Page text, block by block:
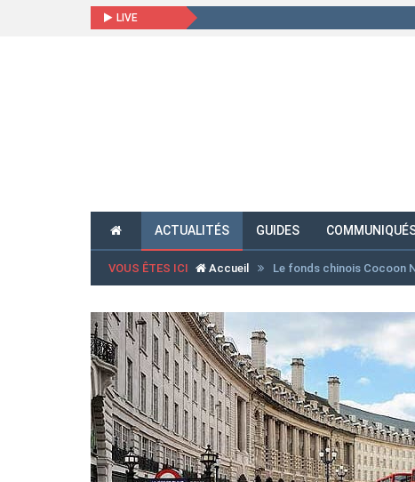
LIVE
ACTUALITÉS GUIDES
VOUS ÊTES ICI Accueil Le fonds chinois Cocoon